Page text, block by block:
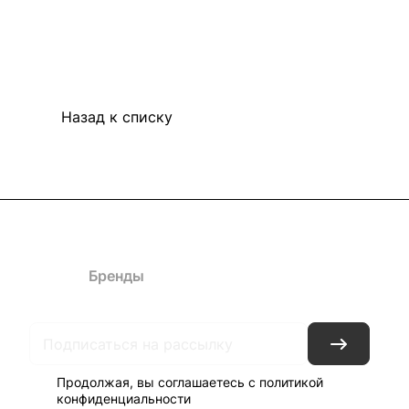
Назад к списку
Бренды
Продолжая, вы соглашаетесь с политикой
конфиденциальности